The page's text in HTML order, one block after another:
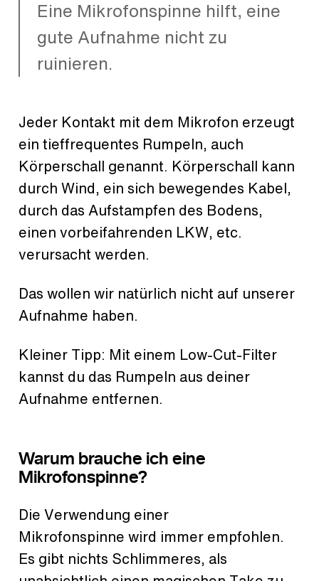
Eine Mikrofonspinne hilft, eine
gute Aufnahme nicht zu
ruinieren.
Jeder Kontakt mit dem Mikrofon erzeugt
ein tieffrequentes Rumpeln, auch
Körperschall genannt. Körperschall kann
durch Wind, ein sich bewegendes Kabel,
durch das Aufstampfen des Bodens,
einen vorbeifahrenden LKW, etc.
verursacht werden.
Das wollen wir natürlich nicht auf unserer
Aufnahme haben.
Kleiner Tipp: Mit einem Low-Cut-Filter
kannst du das Rumpeln aus deiner
Aufnahme entfernen.
Warum brauche ich eine
Mikrofonspinne?
Die Verwendung einer
Mikrofonspinne wird immer empfohlen.
Es gibt nichts Schlimmeres, als